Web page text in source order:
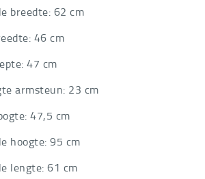
breedte: 62 cm
46 cm
47 cm
armsteun: 23 cm
47,5 cm
hoogte: 95 cm
lengte: 61 cm